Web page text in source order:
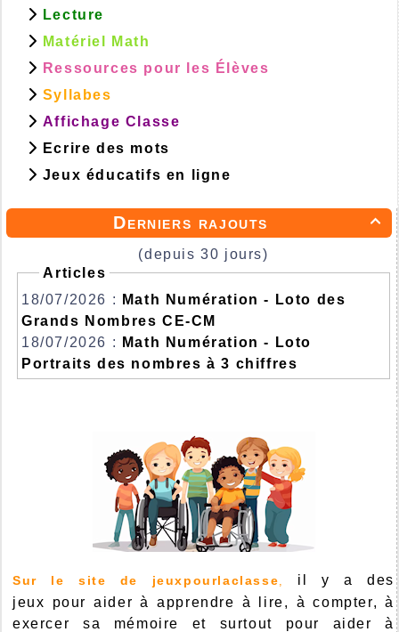

Derniers rajouts
(depuis 30 jours)
Articles
18/07/2026 :
Math Numération - Loto des
Grands Nombres CE-CM
18/07/2026 :
Math Numération - Loto
Portraits des nombres à 3 chiffres
Sur le site de jeuxpourlaclasse
il y a des
jeux pour aider à apprendre à lire, à compter, à
exercer sa mémoire et surtout pour aider à
Lecture
Matériel Math
Ressources pour les Élèves
Syllabes
Affichage Classe
Ecrire des mots
Jeux éducatifs en ligne